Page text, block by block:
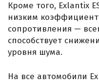
Кроме того, Exlantix
низким
сопротивления —
способствует
уровня шума.
На все автомобили